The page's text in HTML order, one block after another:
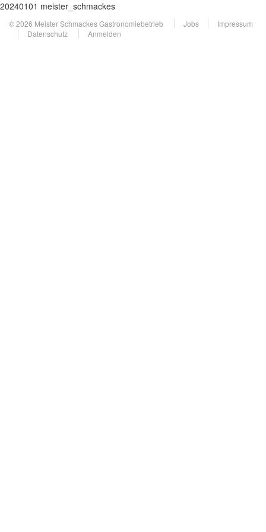
20240101 meister_schmackes
© 2026 Meister Schmackes Gastronomiebetrieb Jobs
Impressum
Datenschutz
Anmelden